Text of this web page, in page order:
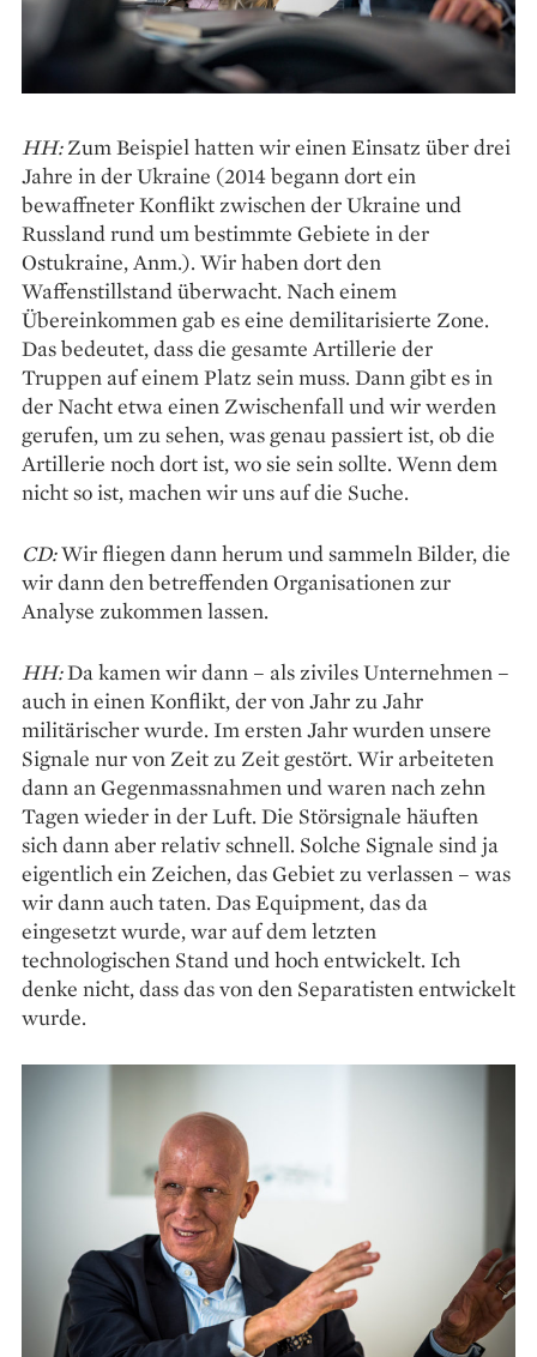
HH:Zum Beispiel hatten wir einen Einsatz über drei
Jahre in der Ukraine (2014 begann dort ein
bewaffneter Konflikt zwischen der Ukraine und
Russland rund um bestimmte Gebiete in der
Ostukraine, Anm.). Wir haben dort den
Waffenstillstand überwacht. Nach einem
Übereinkommen gab es eine demilitarisierte Zone.
Das bedeutet, dass die gesamte Artillerie der
Truppen auf einem Platz sein muss. Dann gibt es in
der Nacht etwa einen Zwischenfall und wir werden
gerufen, um zu sehen, was genau passiert ist, ob die
Artillerie noch dort ist, wo sie sein sollte. Wenn dem
nicht so ist, machen wir uns auf die Suche.
CD:Wir fliegen dann herum und sammeln Bilder, die
wir dann den betreffenden Organisationen zur
Analyse zukommen lassen.
HH:Da kamen wir dann – als ziviles Unternehmen –
auch in einen Konflikt, der von Jahr zu Jahr
militärischer wurde. Im ersten Jahr wurden unsere
Signale nur von Zeit zu Zeit gestört. Wir arbeiteten
dann an Gegenmassnahmen und waren nach zehn
Tagen wieder in der Luft. Die Störsignale häuften
sich dann aber relativ schnell. Solche Signale sind ja
eigentlich ein Zeichen, das Gebiet zu verlassen – was
wir dann auch taten. Das Equipment, das da
eingesetzt wurde, war auf dem letzten
technologischen Stand und hoch entwickelt. Ich
denke nicht, dass das von den Separatisten entwickelt
wurde.